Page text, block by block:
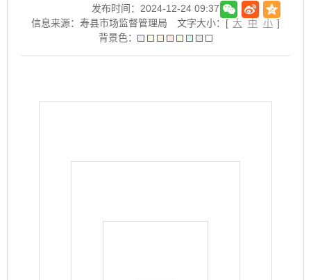
发布时间：2024-12-24 09:37
信息来源：寿县市场监督管理局
文字大小：[ 大 中 小 ]
背景色：